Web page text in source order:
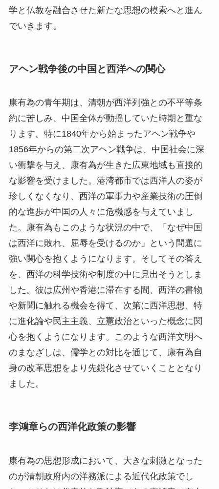
学と仏教を融合させた新たな思想の模索へと進ん
でいきます。
アヘン戦争後の中国と西洋への関心
康有為の青年期は、清朝が西洋列強との不平等条
約に苦しみ、中国全体が動揺していた時期と重な
ります。特に1840年から始まったアヘン戦争や
1856年からの第二次アヘン戦争は、中国社会に深
い衝撃を与え、康有為が生きた広東地域も直接的
な影響を受けました。港湾都市では西洋人の姿が
珍しくなくなり、西洋の軍事力や産業技術の圧倒
的な進歩が中国の人々に危機感を与えていまし
た。康有為もこのような状況の中で、「なぜ中国
は西洋に敗れ、屈辱を受けるのか」という問題に
強い関心を抱くようになります。そしてその答え
を、西洋の科学技術や制度の中に見出そうとしま
した。彼は広州や香港に滞在する間、西洋の書物
や新聞に触れる機会を得て、次第に西洋思想、特
に進化論や民主主義、立憲政治といった概念に関
心を抱くようになります。このような西洋文明へ
のまなざしは、儒学との対比を通じて、康有為自
身の改革思想をより先鋭化させていくこととなり
ました。
李鴻章らの西洋化政策の影響
康有為の思想形成において、大きな刺激となった
のが清朝政府内の洋務派による近代化政策でし